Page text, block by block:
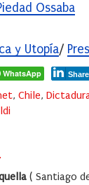
Ossaba
y Utopía/
WhatsApp Share
, Chile,
( Santiago